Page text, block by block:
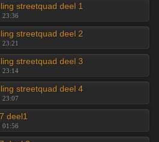
streetquad deel 1
23:36
streetquad deel 2
23:21
streetquad deel 3
23:14
streetquad deel 4
23:07
deel1
01:56